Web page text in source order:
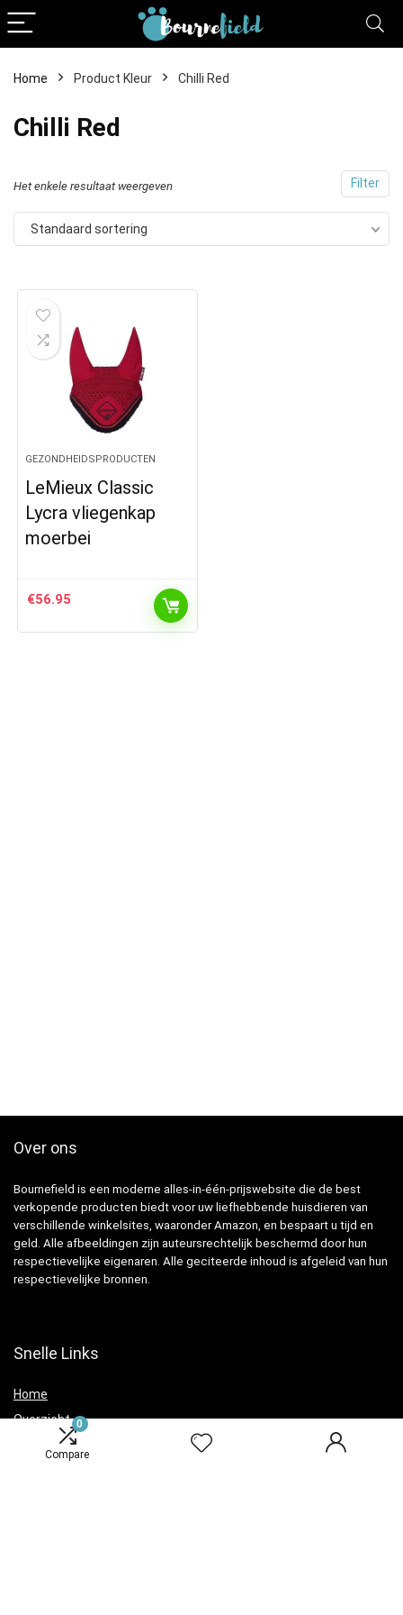
0
Compare
Home Product Kleur Chilli Red
Chilli Red
Filter
Het enkele resultaat weergeven
Standaard sortering
GEZONDHEIDSPRODUCTEN
LeMieux Classic
Lycra vliegenkap
moerbei
€56.95
Over ons
Bournefield is een moderne alles-in-één-prijswebsite die de best
verkopende producten biedt voor uw liefhebbende huisdieren van
verschillende winkelsites, waaronder Amazon, en bespaart u tijd en
geld. Alle afbeeldingen zijn auteursrechtelijk beschermd door hun
respectievelijke eigenaren. Alle geciteerde inhoud is afgeleid van hun
respectievelijke bronnen.
Snelle Links
Home
Overzicht